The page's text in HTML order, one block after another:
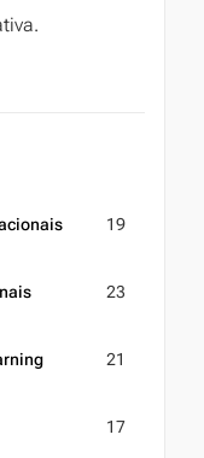
19
23
21
17